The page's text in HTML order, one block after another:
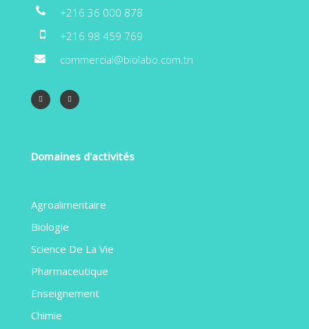
+216 36 000 878
+216 98 459 769
commercial@biolabo.com.tn
Domaines d'activités
Agroalimentaire
Biologie
Science De La Vie
Pharmaceutique
Enseignement
Chimie